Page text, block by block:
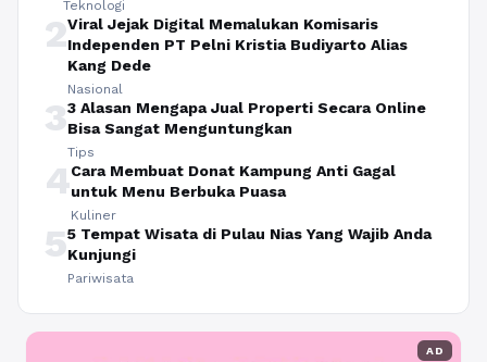
Teknologi
2Viral Jejak Digital Memalukan Komisaris
Independen PT Pelni Kristia Budiyarto Alias
Kang Dede
Nasional
33 Alasan Mengapa Jual Properti Secara Online
Bisa Sangat Menguntungkan
Tips
4Cara Membuat Donat Kampung Anti Gagal
untuk Menu Berbuka Puasa
Kuliner
55 Tempat Wisata di Pulau Nias Yang Wajib Anda
Kunjungi
Pariwisata
AD